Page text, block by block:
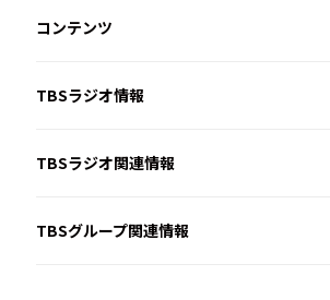
コンテンツ
TBSラジオ情報
TBSラジオ関連情報
TBSグループ関連情報